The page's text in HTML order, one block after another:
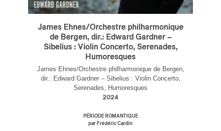
James Ehnes/Orchestre philharmonique
de Bergen, dir.: Edward Gardner –
Sibelius : Violin Concerto, Serenades,
Humoresques
James Ehnes/Orchestre philharmonique de Bergen,
dir.: Edward Gardner – Sibelius : Violin Concerto,
Serenades, Humoresques
2024
PÉRIODE ROMANTIQUE
par Frédéric Cardin